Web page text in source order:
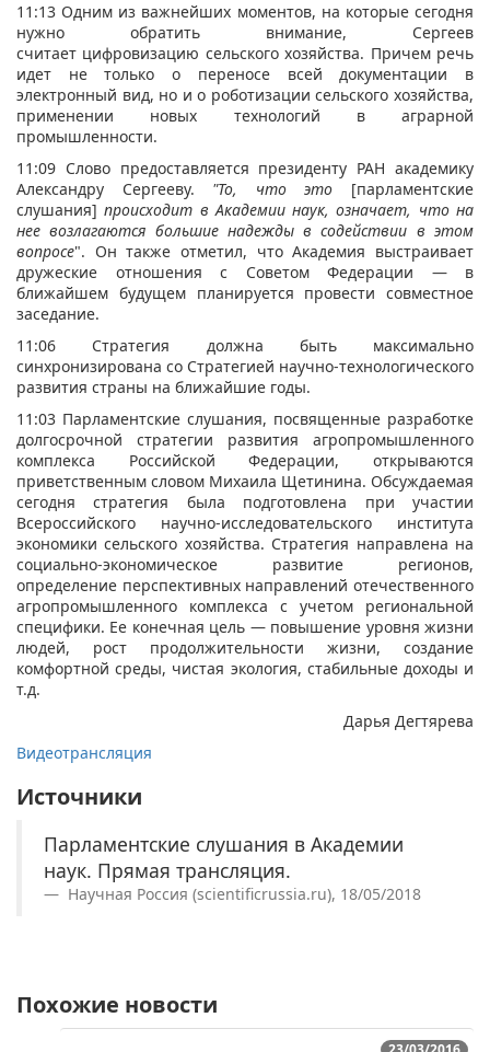
11:13 Одним из важнейших моментов, на которые сегодня
нужно обратить внимание, Сергеев
считает цифровизацию сельского хозяйства. Причем речь
идет не только о переносе всей документации в
электронный вид, но и о роботизации сельского хозяйства,
применении новых технологий в аграрной
промышленности.
11:09 Слово предоставляется президенту РАН академику
Александру Сергееву. "То, что это [парламентские
слушания]происходит в Академии наук, означает, что на
нее возлагаются большие надежды в содействии в этом
вопросе". Он также отметил, что Академия выстраивает
дружеские отношения с Советом Федерации — в
ближайшем будущем планируется провести совместное
заседание.
11:06 Стратегия должна быть максимально
синхронизирована со Стратегией научно-технологического
развития страны на ближайшие годы.
11:03 Парламентские слушания, посвященные разработке
долгосрочной стратегии развития агропромышленного
комплекса Российской Федерации, открываются
приветственным словом Михаила Щетинина. Обсуждаемая
сегодня стратегия была подготовлена при участии
Всероссийского научно-исследовательского института
экономики сельского хозяйства. Стратегия направлена на
социально-экономическое развитие регионов,
определение перспективных направлений отечественного
агропромышленного комплекса с учетом региональной
специфики. Ее конечная цель — повышение уровня жизни
людей, рост продолжительности жизни, создание
комфортной среды, чистая экология, стабильные доходы и
т.д.
Дарья Дегтярева
Видеотрансляция
Источники
Парламентские слушания в Академии
наук. Прямая трансляция.
Научная Россия (scientificrussia.ru), 18/05/2018
Похожие новости